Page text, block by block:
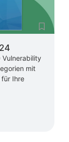
Vulnerability
mit
Ihre